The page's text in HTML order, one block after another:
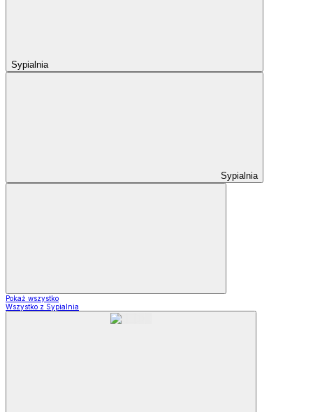
Sypialnia
Sypialnia
Pokaż wszystko
Wszystko z Sypialnia